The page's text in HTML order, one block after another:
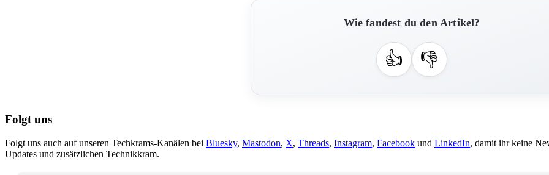
Wie fandest du den Artikel?
👍 👎
Folgt uns
Folgt uns auch auf unseren Techkrams-Kanälen bei Bluesky, Mastodon, X, Threads, Instagram, Facebook und LinkedIn, damit ihr keine
Updates und zusätzlichen Technikkram.